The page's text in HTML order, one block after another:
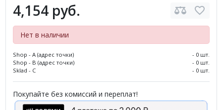
4,154 руб.
Нет в наличии
Shop - A (адрес точки)
- 0 шт.
Shop - B (адрес точки)
- 0 шт.
Sklad - C
- 0 шт.
Покупайте без комиссий и переплат!